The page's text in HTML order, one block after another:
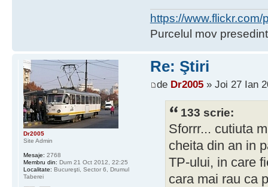
https://
Purcelul mov
Re: Ştiri
de Dr2005» Joi 27 Ian
133 scrie:
Sforrr... cutiuta
cheita din an in
TP-ului, in care
cara mai rau ca
Dr2005
Site Admin
Mesaje: 2768
Membru din: Dum 21 Oct 2012, 22:25
Localitate: Bucureşti, Sector 6, Drumul
Taberei